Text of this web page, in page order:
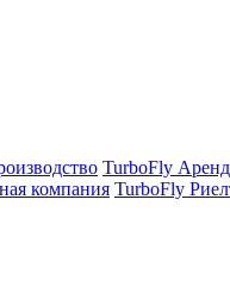
TurboFly
компания TurboFly